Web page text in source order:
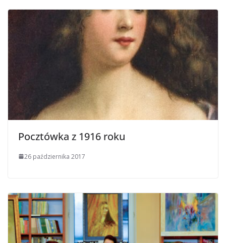
Pocztówka z 1916 roku
26 października 2017